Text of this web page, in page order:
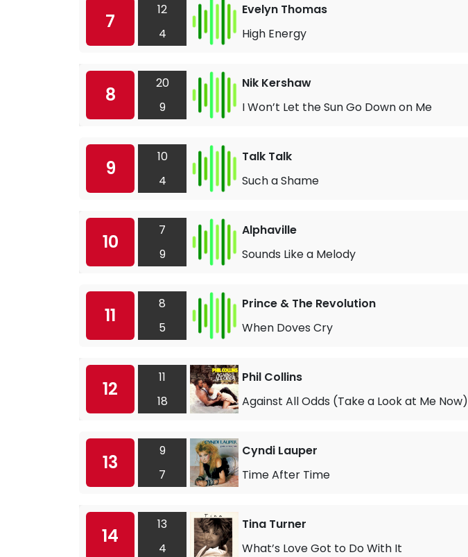
7
12
4
Evelyn Thomas
High Energy
8
20
9
Nik Kershaw
I Won’t Let the Sun Go Down on Me
9
10
4
Talk Talk
Such a Shame
10
7
9
Alphaville
Sounds Like a Melody
11
8
5
Prince & The Revolution
When Doves Cry
12
11
18
Phil Collins
Against All Odds (Take a Look at Me Now)
13
9
7
Cyndi Lauper
Time After Time
14
13
4
Tina Turner
What’s Love Got to Do With It